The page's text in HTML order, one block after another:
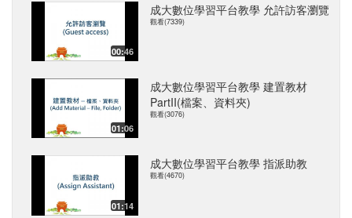
00:46
成大數位學習平台教學 允許訪客瀏覽
觀看(7339)
01:06
成大數位學習平台教學 建置教材
PartII(檔案、資料夾)
觀看(3076)
01:14
成大數位學習平台教學 指派助教
觀看(4670)